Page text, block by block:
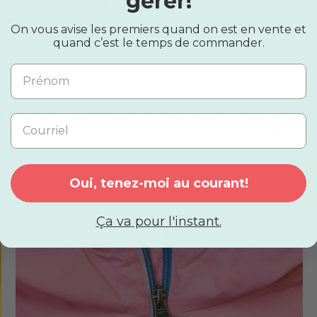
acheté avec ce
On vous avise les premiers quand on est en vente et
quand c’est le temps de commander.
Oui, tenez-moi au courant!
Ça va pour l'instant.